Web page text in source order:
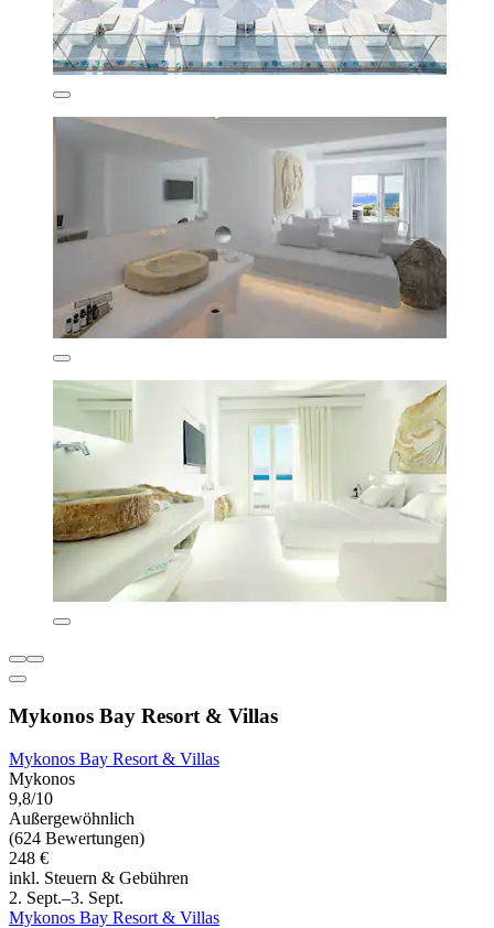
Mykonos Bay Resort & Villas
Mykonos Bay Resort & Villas
Mykonos
9,8/10
Außergewöhnlich
(624 Bewertungen)
248 €
inkl. Steuern & Gebühren
2. Sept.–3. Sept.
Mykonos Bay Resort & Villas